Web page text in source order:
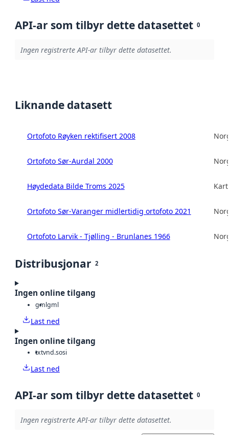
API-ar som tilbyr dette datasettet 0
Ingen registrerte API-ar tilbyr dette datasettet.
Liknande datasett
Ortofoto Røyken rektifisert 2008
Ortofoto Sør-Aurdal 2000
Høydedata Bilde Troms 2025
Ortofoto Sør-Varanger midlertidig ortofoto 2021
Ortofoto Larvik - Tjølling - Brunlanes 1966
Distribusjonar 2
Ingen online tilgang
gmlgml
Last ned
Ingen online tilgang
txtvnd.sosi
Last ned
API-ar som tilbyr dette datasettet 0
Ingen registrerte API-ar tilbyr dette datasettet.